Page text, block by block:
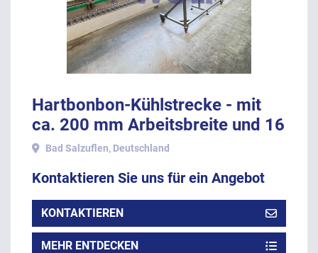
Hartbonbon-Kühlstrecke - mit
ca. 200 mm Arbeitsbreite und 16
Meter Länge.
Bad Salzuflen, Deutschland
Kontaktieren Sie uns für ein Angebot
KONTAKTIEREN
MEHR ENTDECKEN